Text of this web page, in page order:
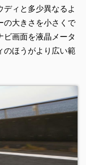
ディと多少異なるよ
の大きさを小さくで
ビ画面を液晶メータ
のほうがより広い範